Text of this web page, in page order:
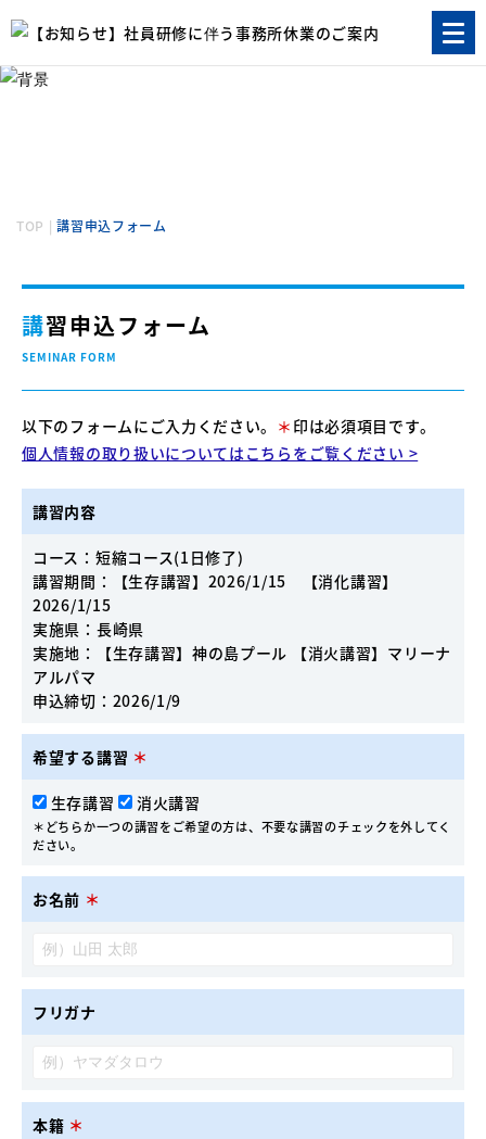
TOP |講習申込フォーム
講習申込フォーム
SEMINAR FORM
以下のフォームにご入力ください。 ＊ 印は必須項目です。
個人情報の取り扱いについてはこちらをご覧ください >
講習内容
コース：短縮コース(1日修了)
講習期間：【生存講習】2026/1/15 【消化講習】
2026/1/15
実施県：長崎県
実施地：【生存講習】神の島プール 【消火講習】マリーナ
アルパマ
申込締切：2026/1/9
希望する講習 ＊
生存講習 消火講習
＊どちらか一つの講習をご希望の方は、不要な講習のチェックを外してく
ださい。
お名前 ＊
フリガナ
本籍 ＊